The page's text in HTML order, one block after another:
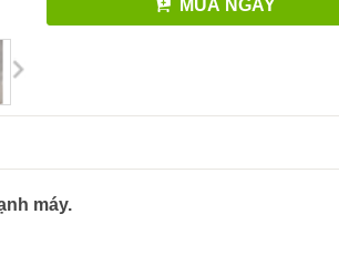
MUA NGAY
máy.